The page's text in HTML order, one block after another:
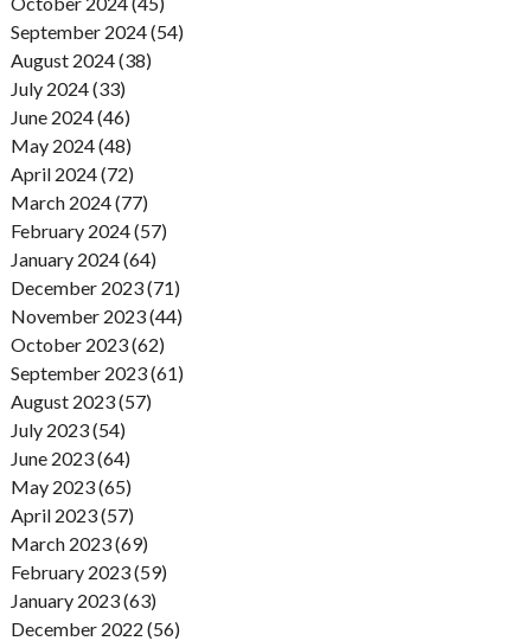
September 2024 (54)
August 2024 (38)
July 2024 (33)
June 2024 (46)
May 2024 (48)
April 2024 (72)
March 2024 (77)
February 2024 (57)
January 2024 (64)
December 2023 (71)
November 2023 (44)
October 2023 (62)
September 2023 (61)
August 2023 (57)
July 2023 (54)
June 2023 (64)
May 2023 (65)
April 2023 (57)
March 2023 (69)
February 2023 (59)
January 2023 (63)
December 2022 (56)